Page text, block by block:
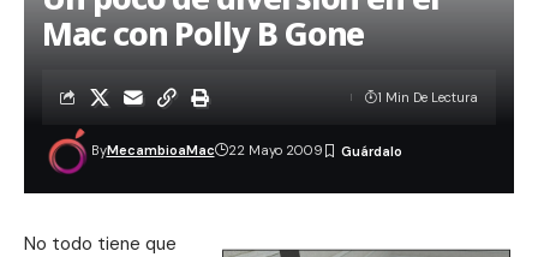
Mac con Polly B Gone
ByMecambioaMac 22 Mayo 2009
1 Min De Lectura
No todo tiene que